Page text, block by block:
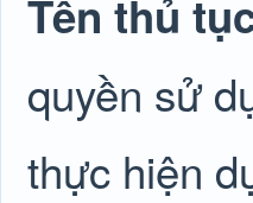
Tên thủ
quyền sử
thực hiện